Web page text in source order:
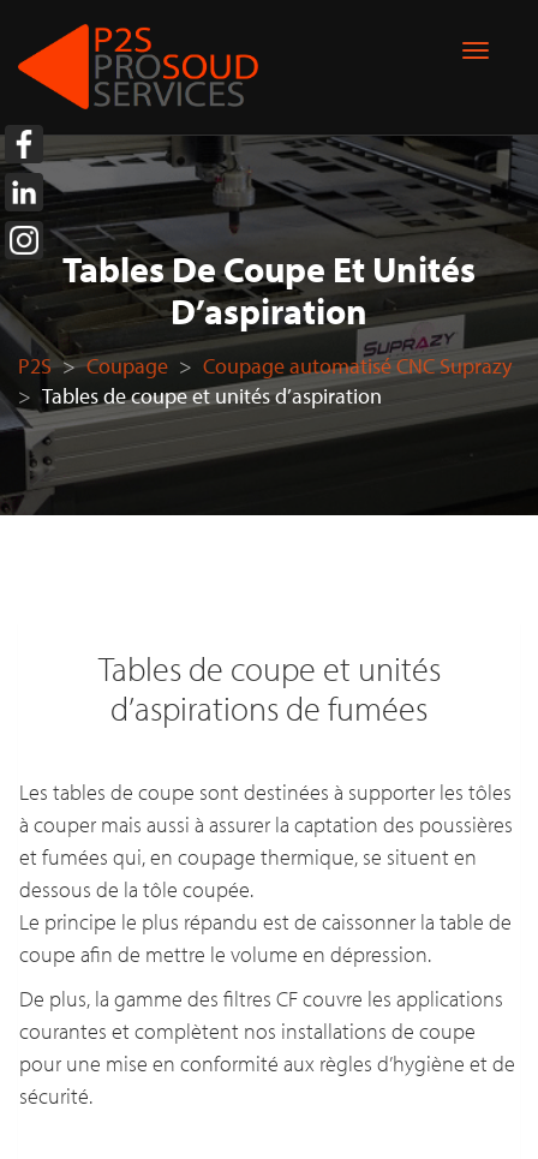
Tables De Coupe Et Unités
D’aspiration
P2S > Coupage > Coupage automatisé CNC Suprazy
> Tables de coupe et unités d’aspiration
Tables de coupe et unités
d’aspirations de fumées
Les tables de coupe sont destinées à supporter les tôles
à couper mais aussi à assurer la captation des poussières
et fumées qui, en coupage thermique, se situent en
dessous de la tôle coupée.
Le principe le plus répandu est de caissonner la table de
coupe afin de mettre le volume en dépression.
De plus, la gamme des filtres CF couvre les applications
courantes et complètent nos installations de coupe
pour une mise en conformité aux règles d’hygiène et de
sécurité.